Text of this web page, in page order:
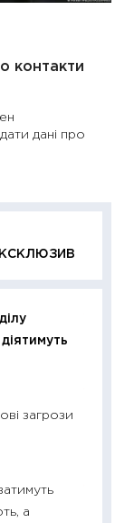
контакти
дані про
загрози
а